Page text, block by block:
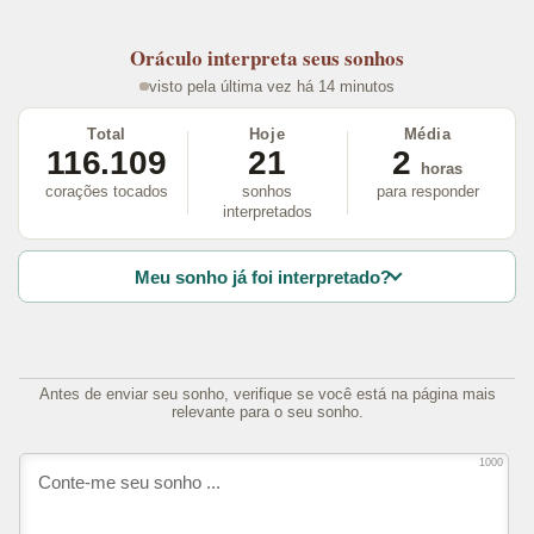
Oráculo interpreta seus sonhos
visto pela última vez há 14 minutos
Total
116.109
corações tocados
Hoje
21
sonhos
interpretados
Média
2
horas
para responder
Meu sonho já foi interpretado?
Antes de enviar seu sonho, verifique se você está na página mais
relevante para o seu sonho.
1000